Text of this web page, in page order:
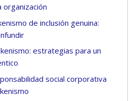
organización
de inclusión genuina:
estrategias para un
social corporativa